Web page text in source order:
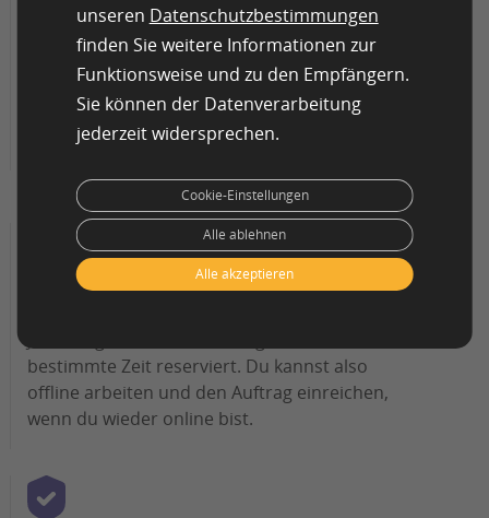
Habe deinen Kontostand immer im
Blick
Du kannst leicht nachvollziehen, was du
verdienst hast und wie viel davon zur
Auszahlung bereitsteht.
Arbeiten ohne Internetverbindung
bestimmte Zeit reserviert. Du kannst also
offline arbeiten und den Auftrag einreichen,
wenn du wieder online bist.
unseren Datenschutzbestimmungen
finden Sie weitere Informationen zur
Funktionsweise und zu den Empfängern.
Sie können der Datenverarbeitung
jederzeit widersprechen.
Alle akzeptieren
Alle ablehnen
Cookie-Einstellungen